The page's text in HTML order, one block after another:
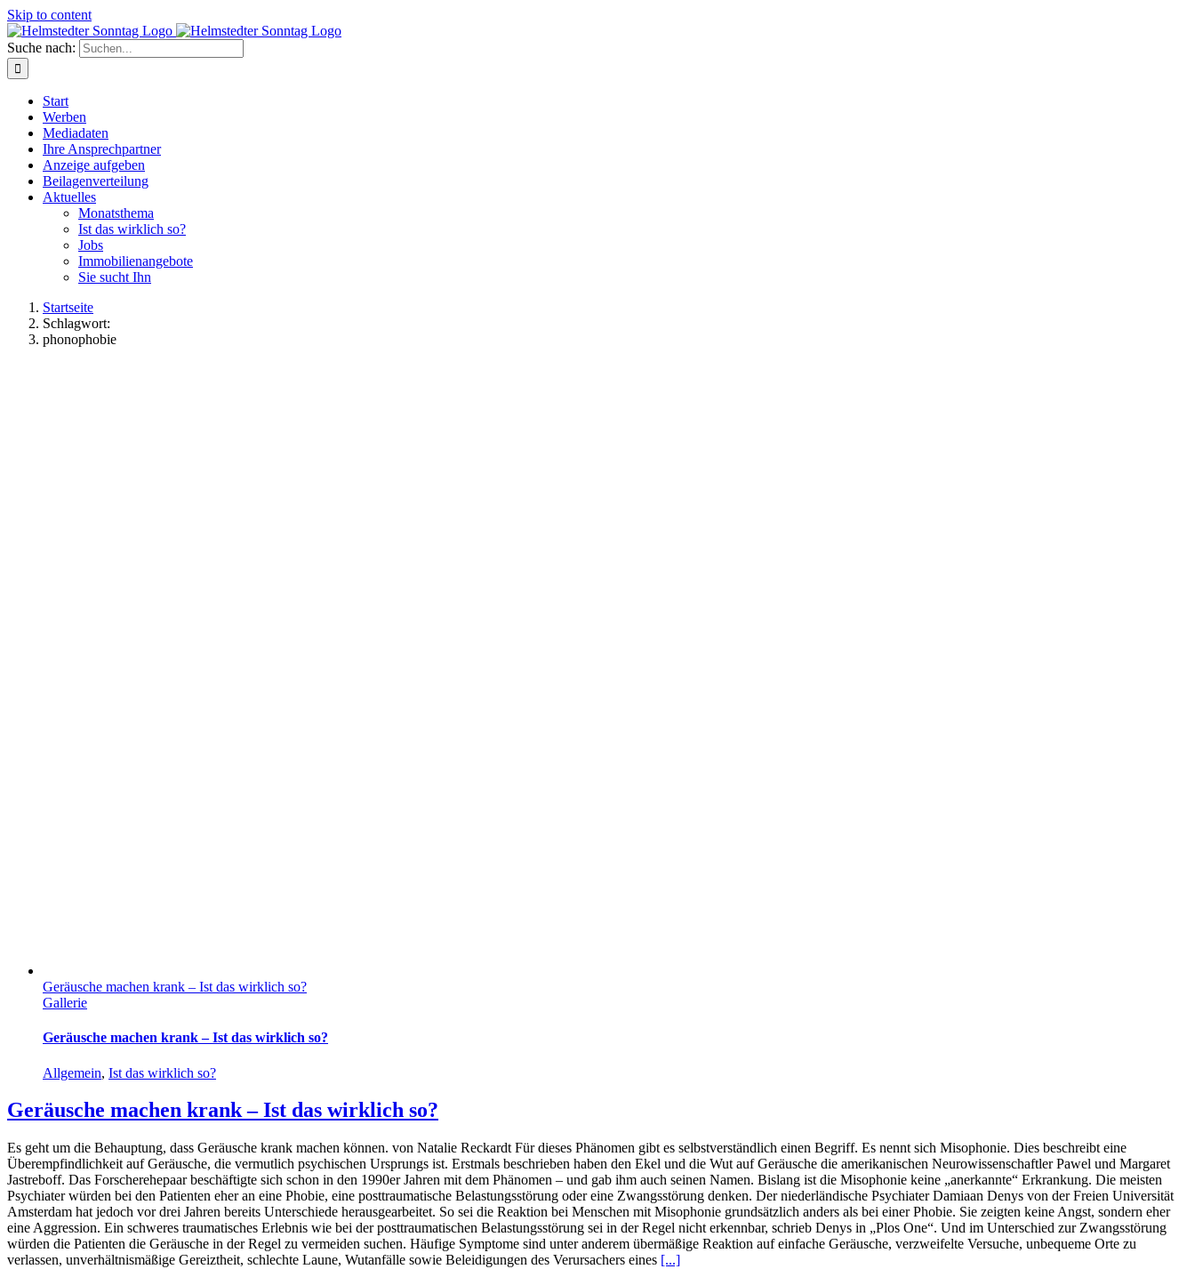
Skip to content
Suche nach:
Start
Werben
Mediadaten
Ihre Ansprechpartner
Anzeige aufgeben
Beilagenverteilung
Aktuelles
Monatsthema
Ist das wirklich so?
Jobs
Immobilienangebote
Sie sucht Ihn
Startseite
Schlagwort:
phonophobie
Geräusche machen krank – Ist das wirklich so?
Gallerie
Geräusche machen krank – Ist das wirklich so?
Allgemein, Ist das wirklich so?
Geräusche machen krank – Ist das wirklich so?
Es geht um die Behauptung, dass Geräusche krank machen können. von Natalie Reckardt Für dieses Phänomen gibt es selbstverständlich einen Begriff. Es nennt sich Misophonie. Dies beschreibt eine
Überempfindlichkeit auf Geräusche, die vermutlich psychischen Ursprungs ist. Erstmals beschrieben haben den Ekel und die Wut auf Geräusche die amerikanischen Neurowissenschaftler Pawel und Margaret
Jastreboff. Das Forscherehepaar beschäftigte sich schon in den 1990er Jahren mit dem Phänomen – und gab ihm auch seinen Namen. Bislang ist die Misophonie keine „anerkannte“ Erkrankung. Die meisten
Psychiater würden bei den Patienten eher an eine Phobie, eine posttraumatische Belas­tungsstörung oder eine Zwangsstörung denken. Der niederländische Psychiater Damiaan Denys von der Freien Universität
Amsterdam hat jedoch vor drei Jahren bereits Unterschiede herausgearbeitet. So sei die Reaktion bei Menschen mit Misophonie grundsätzlich anders als bei einer Phobie. Sie zeigten keine Angst, sondern eher
eine Aggression. Ein schweres trauma­tisches Erlebnis wie bei der posttraumatischen Belas­tungsstörung sei in der Regel nicht erkennbar, schrieb Denys in „Plos One“. Und im Unterschied zur Zwangsstörung
würden die Patienten die Geräusche in der Regel zu vermeiden suchen. Häufige Symptome sind unter anderem übermäßige Reaktion auf einfache Geräusche, verzweifelte Versuche, unbequeme Orte zu
verlassen, unverhältnismäßige Gereiztheit, schlechte Laune, Wutanfälle sowie Beleidigungen des Verursachers eines [...]